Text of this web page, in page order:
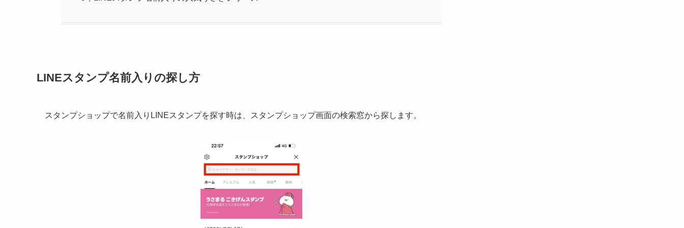
LINEスタンプ名前入りの探し方
スタンプショップで名前入りLINEスタンプを探す時は、スタンプショップ画面の検索窓から探します。